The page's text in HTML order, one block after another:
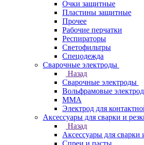
Очки защитные
Пластины защитные
Прочее
Рабочие перчатки
Респираторы
Светофильтры
Спецодежда
Сварочные электроды
Назад
Сварочные электроды
Вольфрамовые
ММА
Электрод для
Аксессуары для сварки и
Назад
Аксессуары для сварки
Спреи и пасты